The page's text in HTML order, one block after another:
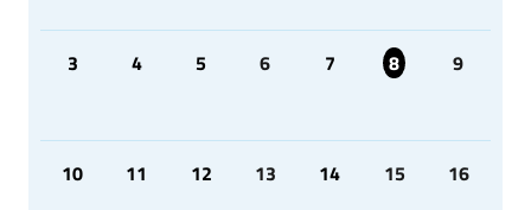
3 4 5 6 7 8 9
10 11 12 13 14 15 16